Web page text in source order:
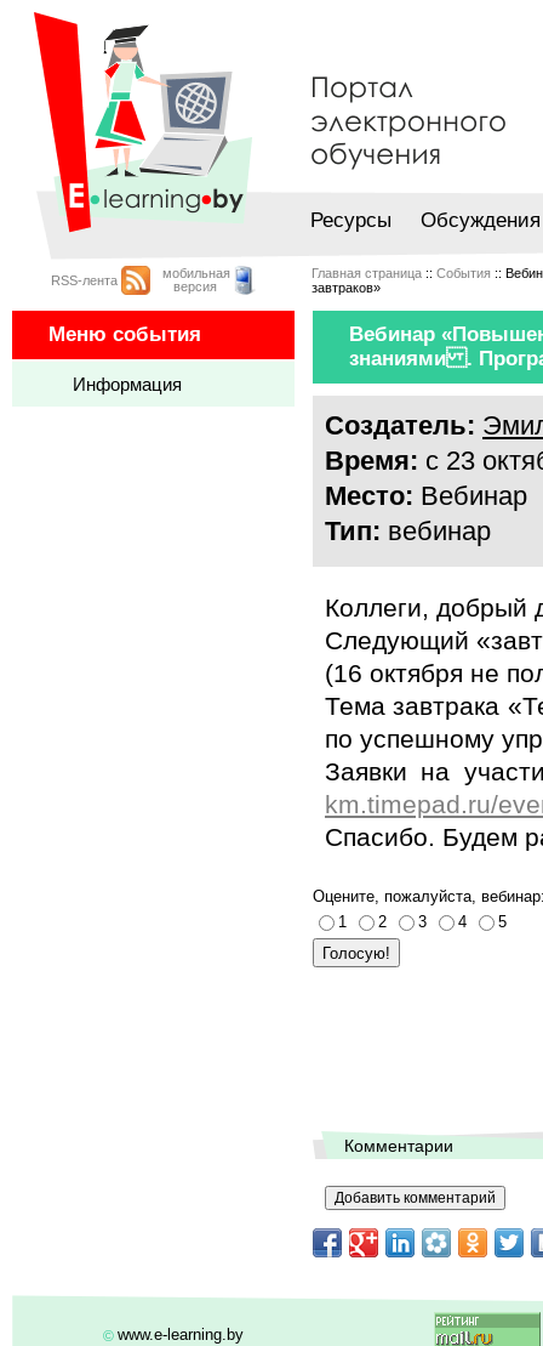
Ресурсы Обсуждения
RSS-лента
мобильная
версия
Главная страница :: События ::
завтраков»
Меню события
Информация
Вебинар
знаниями .
Создатель:
Время: с 23
Место: Вебинар
Тип: вебинар
Коллеги, добрый
Следующий
(16 октября не
Тема завтрака
по успешному
Заявки на
km.timepad.ru/
Спасибо. Будем
Оцените, пожалуйста,
1
2 3 4 5
Комментарии
© www.e-learning.by